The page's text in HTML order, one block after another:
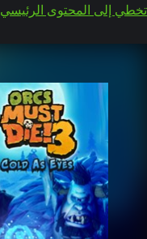
تخطي إلى المحتوى الرئيسي